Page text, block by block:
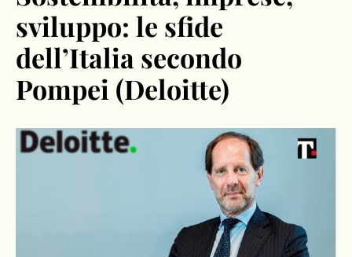
sviluppo: le sfide
dell’Italia secondo
Pompei (Deloitte)